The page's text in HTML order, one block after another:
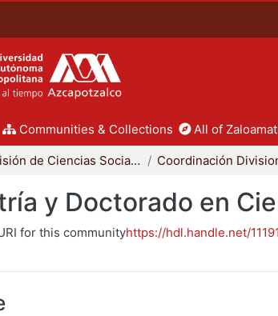
Communities & Collections All of
División de Ciencias Sociales y Humanidades
y Doctorado en
for this communityhttps://hdl.handle.net/